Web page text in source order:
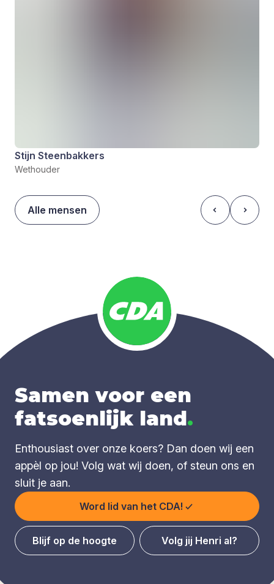
Stijn Steenbakkers
Wethouder
Alle mensen
Samen voor een
fatsoenlijk land.
Enthousiast over onze koers? Dan doen wij een
appèl op jou! Volg wat wij doen, of steun ons en
sluit je aan.
Word lid van het CDA!
Blijf op de hoogte Volg jij Henri al?